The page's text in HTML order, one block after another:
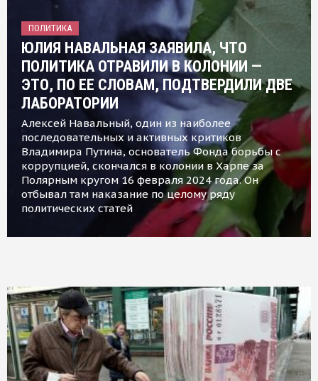
ПОЛИТИКА
ЮЛИЯ НАВАЛЬНАЯ ЗАЯВИЛА, ЧТО
ПОЛИТИКА ОТРАВИЛИ В КОЛОНИИ —
ЭТО, ПО ЕЕ СЛОВАМ, ПОДТВЕРДИЛИ ДВЕ
ЛАБОРАТОРИИ
Алексей Навальный, один из наиболее
последовательных и активных критиков
Владимира Путина, основатель Фонда борьбы с
коррупцией, скончался в колонии в Харпе за
Полярным кругом 16 февраля 2024 года. Он
отбывал там наказание по целому ряду
политических статей